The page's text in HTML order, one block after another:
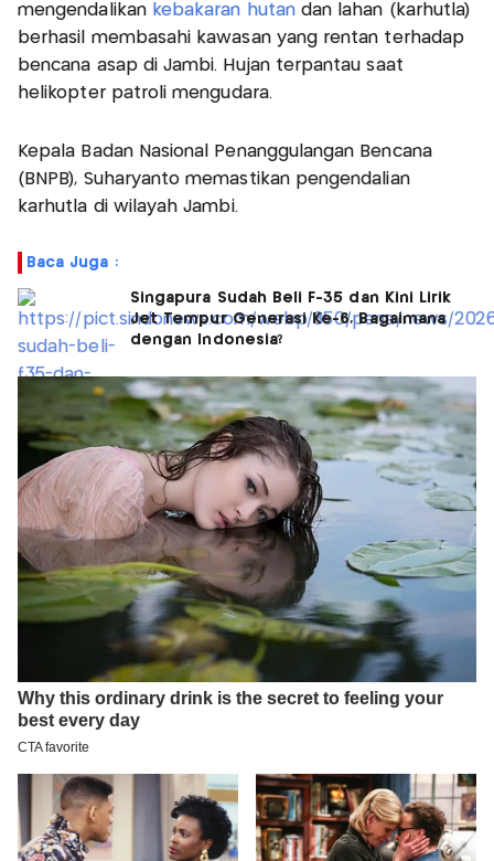
mengendalikan kebakaran hutandan lahan (karhutla)
berhasil membasahi kawasan yang rentan terhadap
bencana asap di Jambi. Hujan terpantau saat
helikopter patroli mengudara.
Kepala Badan Nasional Penanggulangan Bencana
(BNPB), Suharyanto memastikan pengendalian
karhutla di wilayah Jambi.
Baca Juga :
Singapura Sudah Beli F-35 dan Kini Lirik
Jet Tempur Generasi Ke-6, Bagaimana
dengan Indonesia?